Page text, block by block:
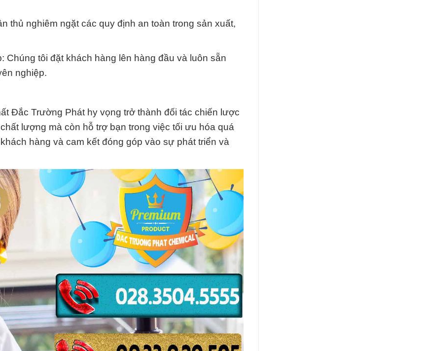
thủ nghiêm ngặt các quy định an toàn trong sản xuất,
tôi đặt khách hàng lên hàng đầu và luôn sẵn
nghiệp.
Đắc Trường Phát hy vọng trở thành đối tác chiến lược
lượng mà còn hỗ trợ bạn trong việc tối ưu hóa quá
hàng và cam kết đóng góp vào sự phát triển và